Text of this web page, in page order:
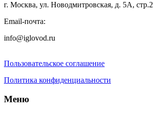
г. Москва, ул. Новодмитровская, д. 5А, стр.2
Email-почта:
info@iglovod.ru
Пользовательское соглашение
Политика конфиденциальности
Меню